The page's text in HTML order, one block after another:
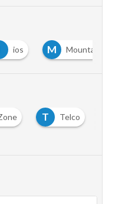
ios M Mountain View
T Telco